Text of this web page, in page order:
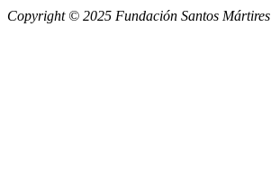
Copyright © 2025 Fundación Santos Mártires